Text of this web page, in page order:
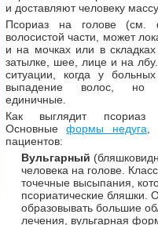
и доставляют человеку
Псориаз на голове (см.
волосистой части, может
и на мочках или в
затылке, шее, лице и на
ситуации, когда у
выпадение волос, но
единичные.
Как выглядит псориаз
Основныеформы недуга
пациентов:
Вульгарный
человека на голове.
точечные высыпания,
псориатические бляшки.
образовывать большие
лечения, вульгарная